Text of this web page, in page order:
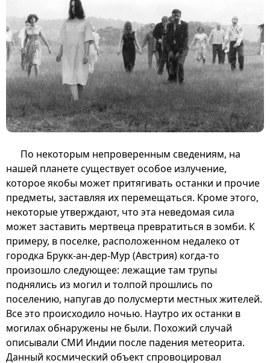
По некоторым непроверенным сведениям, на
нашей планете существует особое излучение,
которое якобы может притягивать останки и прочие
предметы, заставляя их перемещаться. Кроме этого,
некоторые утверждают, что эта неведомая сила
может заставить мертвеца превратиться в зомби. К
примеру, в поселке, расположенном недалеко от
городка Брукк-ан-дер-Мур (Австрия) когда-то
произошло следующее: лежащие там трупы
поднялись из могил и толпой прошлись по
поселению, напугав до полусмерти местных жителей.
Все это происходило ночью. Наутро их останки в
могилах обнаружены не были. Похожий случай
описывали СМИ Индии после падения метеорита.
Данный космический объект спровоцировал